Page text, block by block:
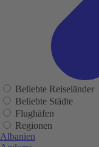
Beliebte Reiseländer
Beliebte Städte
Flughäfen
Regionen
Albanien